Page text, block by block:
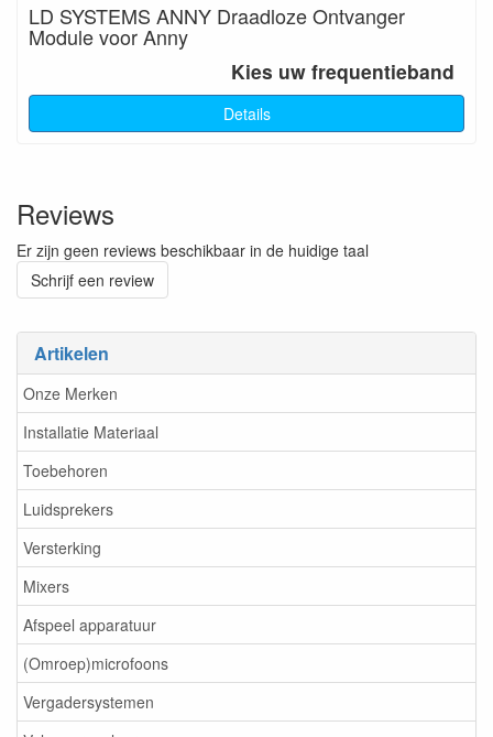
Artikelen
Onze Merken
Installatie Materiaal
Toebehoren
Luidsprekers
Versterking
Mixers
Afspeel apparatuur
(Omroep)microfoons
Vergadersystemen
LD SYSTEMS ANNY Draadloze Ontvanger
Module voor Anny
Kies uw frequentieband
Details
Reviews
Er zijn geen reviews beschikbaar in de huidige taal
Schrijf een review